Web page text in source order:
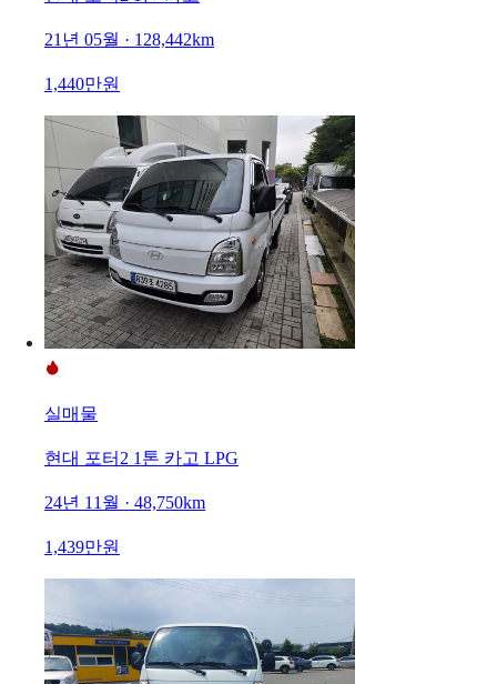
21년 05월 · 128,442km
1,440만원
실매물
현대 포터2 1톤 카고 LPG
24년 11월 · 48,750km
1,439만원